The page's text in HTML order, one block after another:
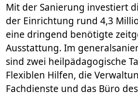
Mit der Sanierung investiert
der Einrichtung rund 4,3
eine dringend benötigte
Ausstattung. Im
sind zwei heilpädagogische
Flexiblen Hilfen, die
Fachdienste und das Büro des